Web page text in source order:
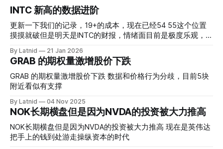
INTC 新高的数据进阶
更新一下我们的记录，19+的成本，现在已经54 55这个位置
摸摸就破但是明天是INTC的财报，情绪面目前是极度乐观，反
是突破前的支撑CC感觉可以做，放远些, 因为18A的经验还未
真正得到普遍大众的关注，当然财报可以继续出新消息顶一下
压力位置。 数据在70驻扎 整体呈现 47 – 60 短期位置
By Latnid 21 Jan 2026
GRAB 的期权量激增股价下跌
GRAB 的期权量激增股价下跌 数据和价格行为分歧，目前5块
附近看似有支撑
By Latnid 04 Nov 2025
NOK长期横盘但是因为NVDA的投资被大力推高
NOK长期横盘但是因为NVDA的投资被大力推高 现在是英伟达
把手上的钱到处游走操纵资本的时代